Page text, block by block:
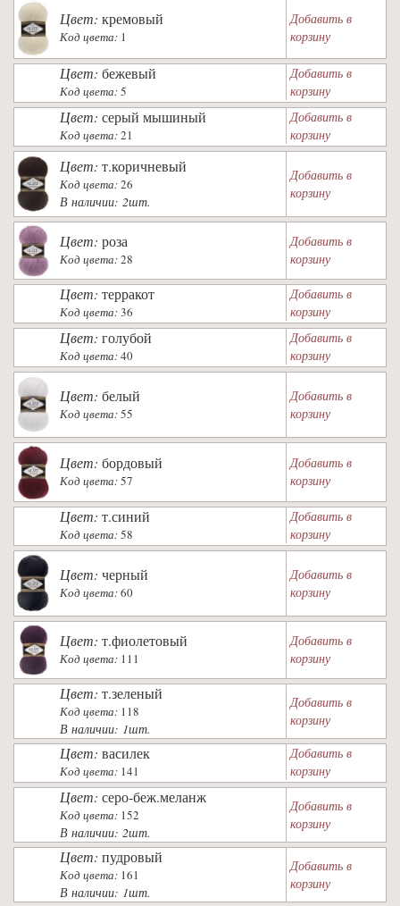
Цвет: кремовый
Код цвета: 1
Добавить в
корзину
Цвет: бежевый
Код цвета:5
Добавить в
корзину
Цвет: серый мышиный
Код цвета:21
Добавить в
корзину
Цвет: т.коричневый
Код цвета:26
В наличии: 2шт.
Добавить в
корзину
Цвет: роза
Код цвета:28
Добавить в
корзину
Цвет: терракот
Код цвета:36
Добавить в
корзину
Цвет: голубой
Код цвета:40
Добавить в
корзину
Цвет: белый
Код цвета:55
Добавить в
корзину
Цвет: бордовый
Код цвета:57
Добавить в
корзину
Цвет: т.синий
Код цвета:58
Добавить в
корзину
Цвет: черный
Код цвета:60
Добавить в
корзину
Цвет: т.фиолетовый
Код цвета: 111
Добавить в
корзину
Цвет: т.зеленый
Код цвета: 118
В наличии: 1шт.
Добавить в
корзину
Цвет: василек
Код цвета: 141
Добавить в
корзину
Цвет: серо-беж.меланж
Код цвета: 152
В наличии: 2шт.
Добавить в
корзину
Цвет: пудровый
Код цвета: 161
В наличии: 1шт.
Добавить в
корзину